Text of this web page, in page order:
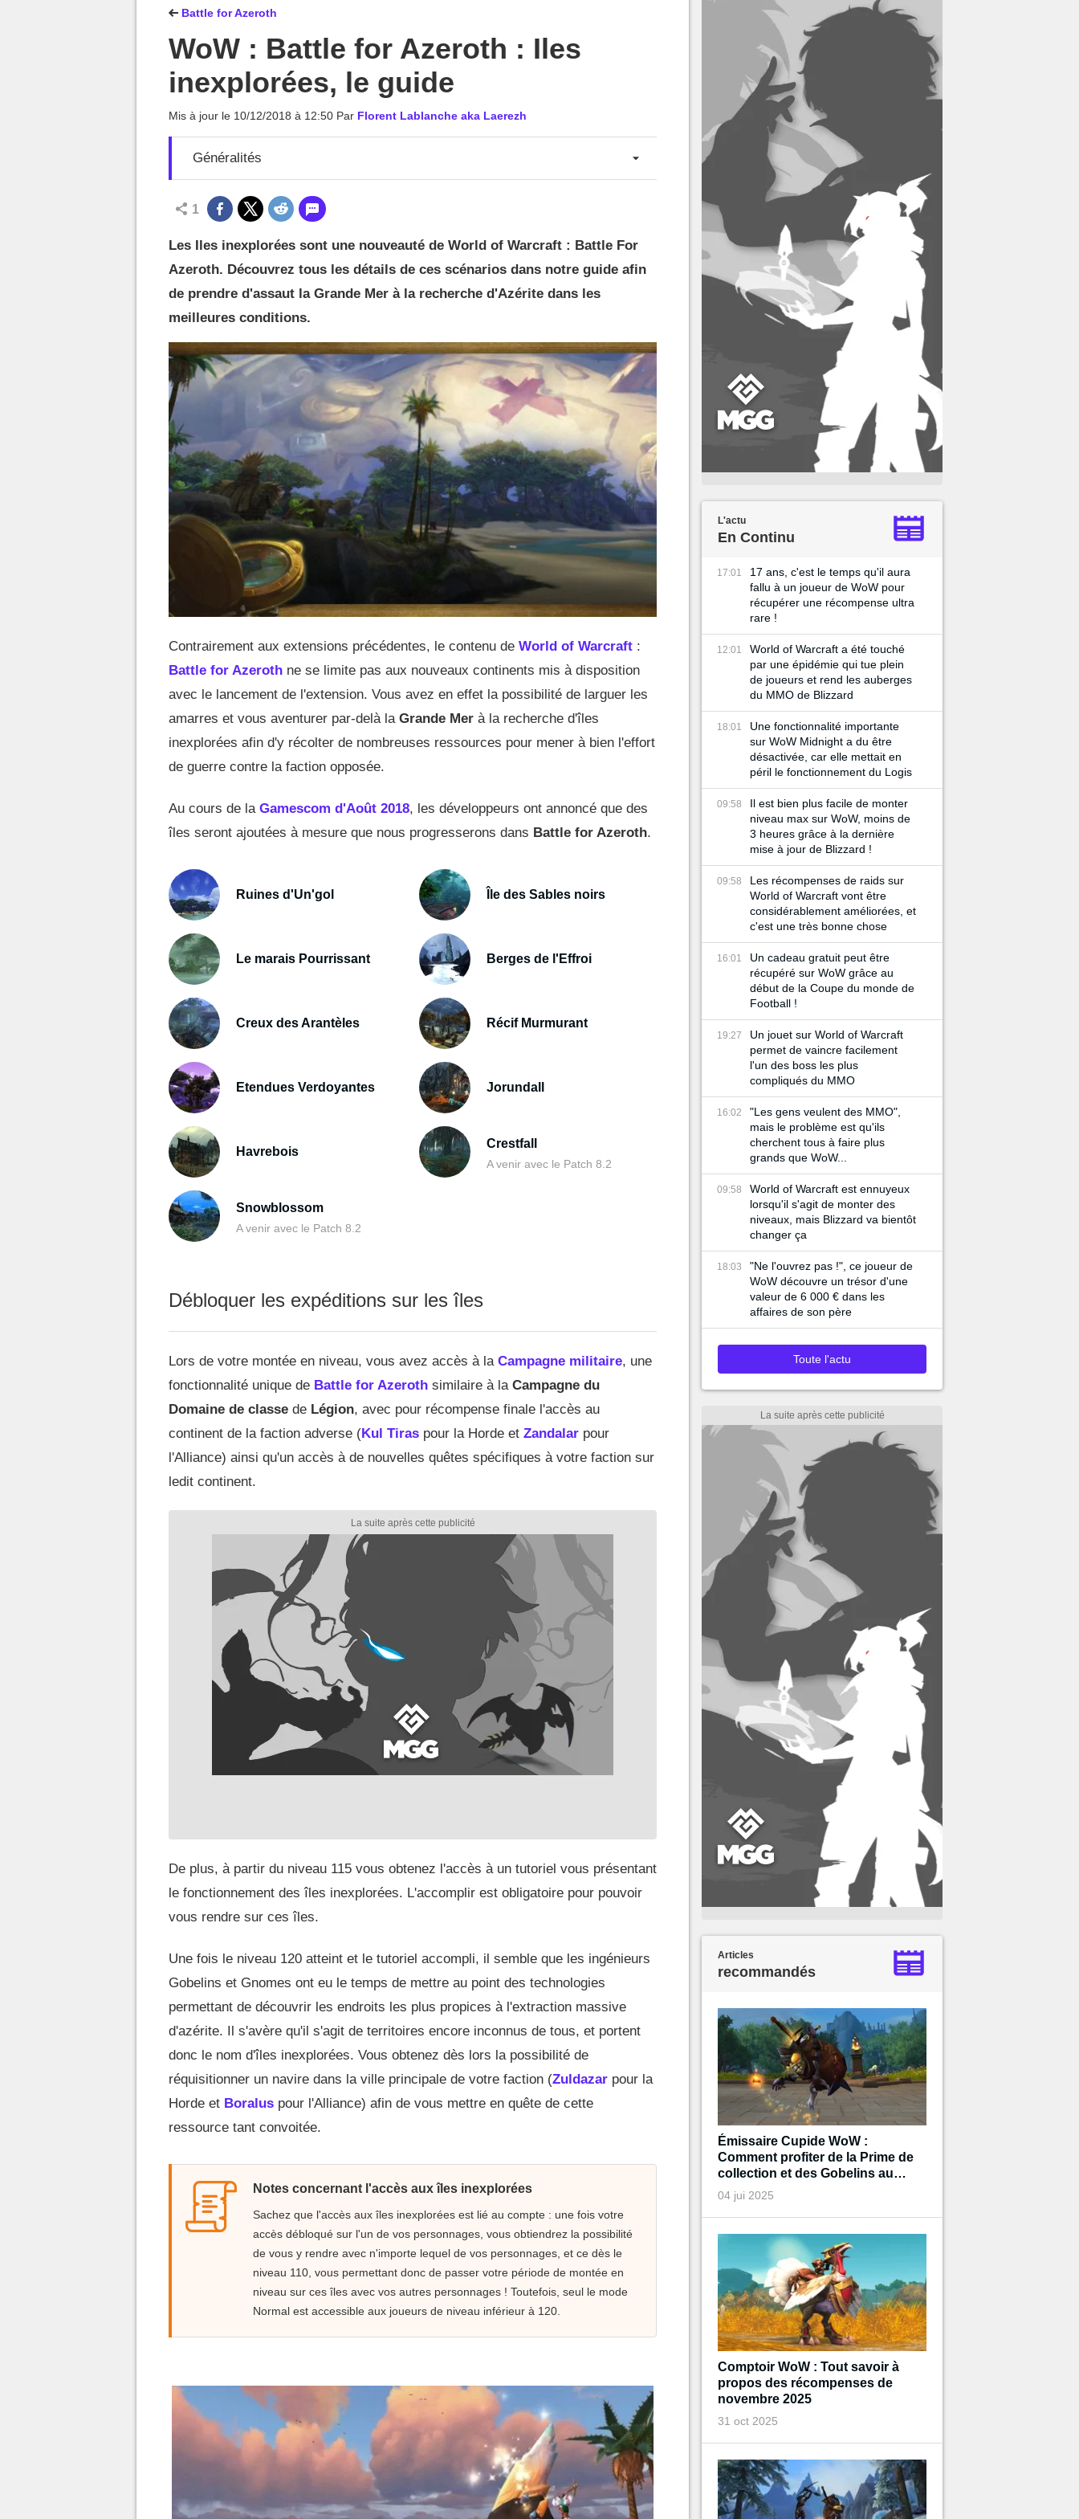
Battle for Azeroth
WoW : Battle for Azeroth : Iles
inexplorées, le guide
Mis à jour le 10/12/2018 à 12:50 Par Florent Lablanche aka Laerezh
Généralités
1
Les Iles inexplorées sont une nouveauté de World of Warcraft : Battle For
Azeroth. Découvrez tous les détails de ces scénarios dans notre guide afin
de prendre d'assaut la Grande Mer à la recherche d'Azérite dans les
meilleures conditions.
Contrairement aux extensions précédentes, le contenu de World of Warcraft :
Battle for Azeroth ne se limite pas aux nouveaux continents mis à disposition
avec le lancement de l'extension. Vous avez en effet la possibilité de larguer les
amarres et vous aventurer par-delà la Grande Mer à la recherche d'îles
inexplorées afin d'y récolter de nombreuses ressources pour mener à bien l'effort
de guerre contre la faction opposée.
Au cours de la Gamescom d'Août 2018, les développeurs ont annoncé que des
îles seront ajoutées à mesure que nous progresserons dans Battle for Azeroth.
Ruines d'Un'gol Île des Sables noirs
Le marais Pourrissant Berges de l'Effroi
Creux des Arantèles Récif Murmurant
Etendues Verdoyantes Jorundall
Havrebois
Crestfall
A venir avec le Patch 8.2
Snowblossom
A venir avec le Patch 8.2
Débloquer les expéditions sur les îles
Lors de votre montée en niveau, vous avez accès à la Campagne militaire, une
fonctionnalité unique de Battle for Azeroth similaire à la Campagne du
Domaine de classe de Légion, avec pour récompense finale l'accès au
continent de la faction adverse (Kul Tiras pour la Horde et Zandalar pour
l'Alliance) ainsi qu'un accès à de nouvelles quêtes spécifiques à votre faction sur
ledit continent.
De plus, à partir du niveau 115 vous obtenez l'accès à un tutoriel vous présentant
le fonctionnement des îles inexplorées. L'accomplir est obligatoire pour pouvoir
vous rendre sur ces îles.
Une fois le niveau 120 atteint et le tutoriel accompli, il semble que les ingénieurs
Gobelins et Gnomes ont eu le temps de mettre au point des technologies
permettant de découvrir les endroits les plus propices à l'extraction massive
d'azérite. Il s'avère qu'il s'agit de territoires encore inconnus de tous, et portent
donc le nom d'îles inexplorées. Vous obtenez dès lors la possibilité de
réquisitionner un navire dans la ville principale de votre faction (Zuldazar pour la
Horde et Boralus pour l'Alliance) afin de vous mettre en quête de cette
ressource tant convoitée.
Notes concernant l'accès aux îles inexplorées
Sachez que l'accès aux îles inexplorées est lié au compte : une fois votre
accès débloqué sur l'un de vos personnages, vous obtiendrez la possibilité
de vous y rendre avec n'importe lequel de vos personnages, et ce dès le
niveau 110, vous permettant donc de passer votre période de montée en
niveau sur ces îles avec vos autres personnages ! Toutefois, seul le mode
Normal est accessible aux joueurs de niveau inférieur à 120.
L'actu
En Continu
17:01
17 ans, c'est le temps qu'il aura
fallu à un joueur de WoW pour
récupérer une récompense ultra
rare !
12:01
World of Warcraft a été touché
par une épidémie qui tue plein
de joueurs et rend les auberges
du MMO de Blizzard
18:01
Une fonctionnalité importante
sur WoW Midnight a du être
désactivée, car elle mettait en
péril le fonctionnement du Logis
09:58
Il est bien plus facile de monter
niveau max sur WoW, moins de
3 heures grâce à la dernière
mise à jour de Blizzard !
09:58
Les récompenses de raids sur
World of Warcraft vont être
considérablement améliorées, et
c'est une très bonne chose
16:01
Un cadeau gratuit peut être
récupéré sur WoW grâce au
début de la Coupe du monde de
Football !
19:27
Un jouet sur World of Warcraft
permet de vaincre facilement
l'un des boss les plus
compliqués du MMO
16:02
"Les gens veulent des MMO",
mais le problème est qu'ils
cherchent tous à faire plus
grands que WoW...
09:58
World of Warcraft est ennuyeux
lorsqu'il s'agit de monter des
niveaux, mais Blizzard va bientôt
changer ça
18:03
"Ne l'ouvrez pas !", ce joueur de
WoW découvre un trésor d'une
valeur de 6 000 € dans les
affaires de son père
Toute l'actu
Articles
recommandés
Émissaire Cupide WoW :
Comment profiter de la Prime de
collection et des Gobelins au
trésor de Diablo pendant
l'événement ?
04 jui 2025
Comptoir WoW : Tout savoir à
propos des récompenses de
novembre 2025
31 oct 2025